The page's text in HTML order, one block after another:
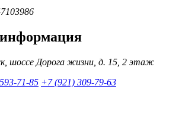
шоссе Дорога жизни, д. 15, 2 этаж
71-85 +7 (921) 309-79-63